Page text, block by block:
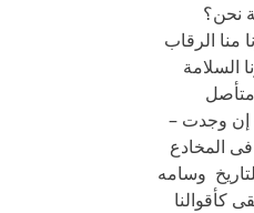
نحن؟
منا الرقاب
السلامة
متأصل
إن وجدت –
فى المخادع
وسامه
كأقوالنا